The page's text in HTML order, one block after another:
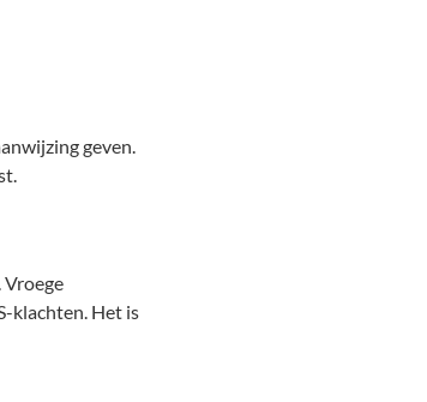
geven.
klachten. Het is